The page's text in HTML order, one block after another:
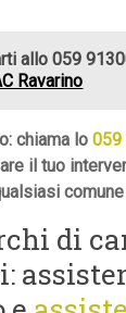
allo 059
Ravarino
chiama lo059
il tuo
di